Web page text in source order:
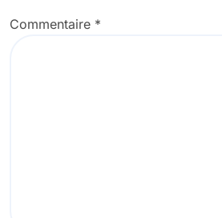
Commentaire *